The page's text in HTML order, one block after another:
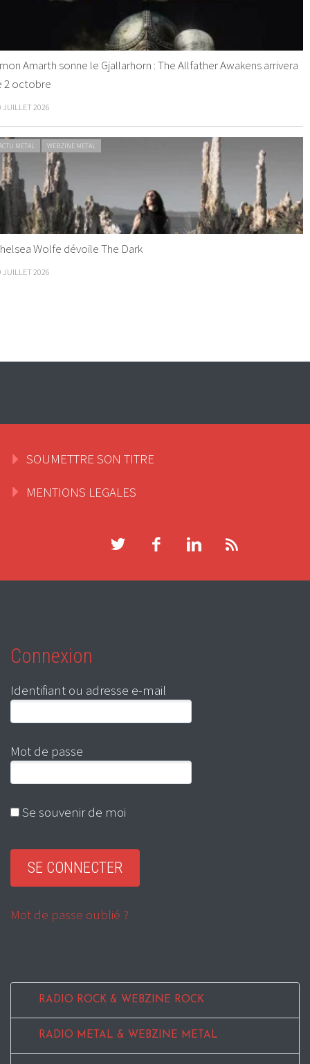
Amarth sonne le Gjallarhorn : The Allfather Awakens arrivera
2 octobre
JUILLET 2026
METAL WEBZINE METAL
Wolfe dévoile The Dark
JUILLET 2026
SOUMETTRE SON TITRE
MENTIONS LEGALES
Connexion
Identifiant ou adresse e-mail
Mot de passe
Se souvenir de moi
Mot de passe oublié ?
RADIO ROCK & WEBZINE ROCK
RADIO METAL & WEBZINE METAL